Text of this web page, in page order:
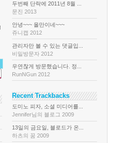
두번째 단락에 2011년 8월 ...
문진 2013
안녕~~~ 올만이네~~~
쥬니캡 2012
관리자만 볼 수 있는 댓글입...
비밀방문자 2012
우연찮게 방문했습니다. 정...
RunNGun 2012
Recent Trackbacks
도미노 피자, 소셜 미디어를...
Jennifer님의 블로그 2009
13일의 금요일, 블로드가 온...
하츠의 꿈 2009